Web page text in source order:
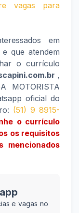
vagas para
em
que atendem
o currículo
,
MOTORISTA
oficial do
(51) 9 8915-
o currículo
os requisitos
mencionados
e vagas no